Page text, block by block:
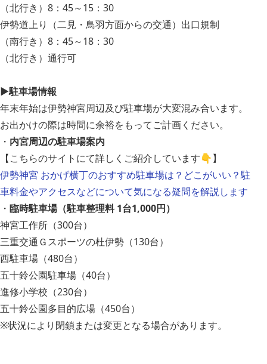
（北行き）8：45～15：30
伊勢道上り（二見・鳥羽方面からの交通）出口規制
（南行き）8：45～18：30
（北行き）通行可
▶駐車場情報
年末年始は伊勢神宮周辺及び駐車場が大変混み合います。
お出かけの際は時間に余裕をもってご計画ください。
・ 内宮周辺の駐車場案内
【こちらのサイトにて詳しくご紹介しています👇】
伊勢神宮 おかげ横丁のおすすめ駐車場は？どこがいい？駐
車料金やアクセスなどについて気になる疑問を解説します
・ 臨時駐車場（駐車整理料 1台1,000円）
神宮工作所（300台）
三重交通Ｇスポーツの杜伊勢（130台）
西駐車場（480台）
五十鈴公園駐車場（40台）
進修小学校（230台）
五十鈴公園多目的広場（450台）
※状況により閉鎖または変更となる場合があります。